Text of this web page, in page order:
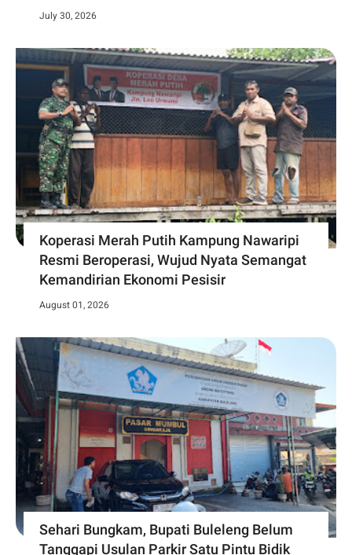
July 30, 2026
Koperasi Merah Putih Kampung Nawaripi
Resmi Beroperasi, Wujud Nyata Semangat
Kemandirian Ekonomi Pesisir
August 01, 2026
Sehari Bungkam, Bupati Buleleng Belum
Tanggapi Usulan Parkir Satu Pintu Bidik